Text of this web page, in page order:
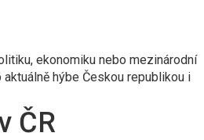
ekonomiku nebo mezinárodní
hýbe Českou republikou i
ČR